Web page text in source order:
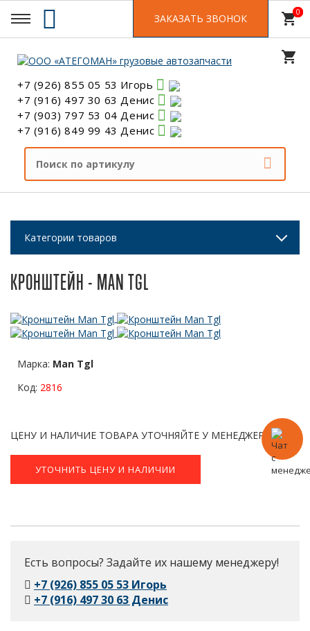
+7 (926) 855 05 53 Игорь
+7 (916) 497 30 63 Денис
+7 (903) 797 53 04 Денис
+7 (916) 849 99 43 Денис
ЗАКАЗАТЬ ЗВОНОК shopping_cart0
shopping_cart
0
Категории товаров
КРОНШТЕЙН - MAN TGL
Марка: Man Tgl
Код: 2816
ЦЕНУ И НАЛИЧИЕ ТОВАРА УТОЧНЯЙТЕ У МЕНЕДЖЕРА.
УТОЧНИТЬ ЦЕНУ И НАЛИЧИИ
Есть вопросы? Задайте их нашему менеджеру!
+7 (926) 855 05 53 Игорь
+7 (916) 497 30 63 Денис